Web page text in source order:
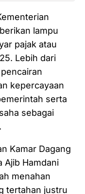
lampu
pajak atau
Lebih dari
kepercayaan
serta
sebagai
Kamar Dagang
Ajib Hamdani
menahan
tertahan justru